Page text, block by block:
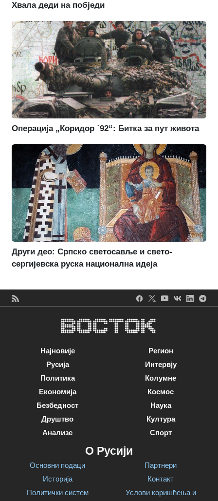
Хвала деди на побједи
Операција „Коридор `92“: Битка за пут живота
Други део: Српско светосавље и свето-
сергијевска руска национална идеја
Најновије
Русија
Политика
Економија
Безбедност
Друштво
Анализе
Регион
Интервју
Колумне
Космос
Наука
Култура
Спорт
О Русији
Основни подаци
Историја
Политички систем
Партнери
Контакт
Услови коришћења и